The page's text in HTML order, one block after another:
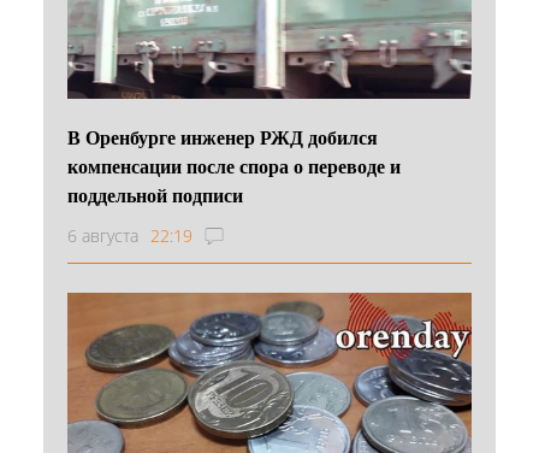
В Оренбурге инженер РЖД добился
компенсации после спора о переводе и
поддельной подписи
6 августа 22:19